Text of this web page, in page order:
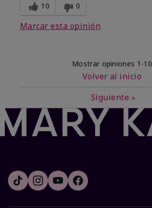
10 0
Marcar esta opinión
Mostrar opiniones 1-10
Volver al inicio
Siguiente »